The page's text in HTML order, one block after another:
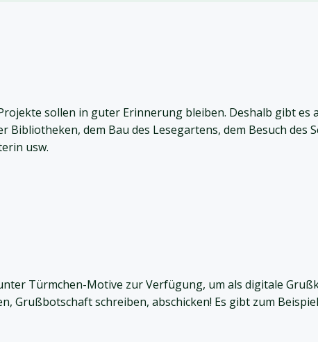
sollen in guter Erinnerung bleiben. Deshalb gibt es
Bibliotheken, dem Bau des Lesegartens, dem Besuch
usw.
Türmchen-Motive zur Verfügung, um als digitale
Grußbotschaft schreiben, abschicken! Es gibt zum